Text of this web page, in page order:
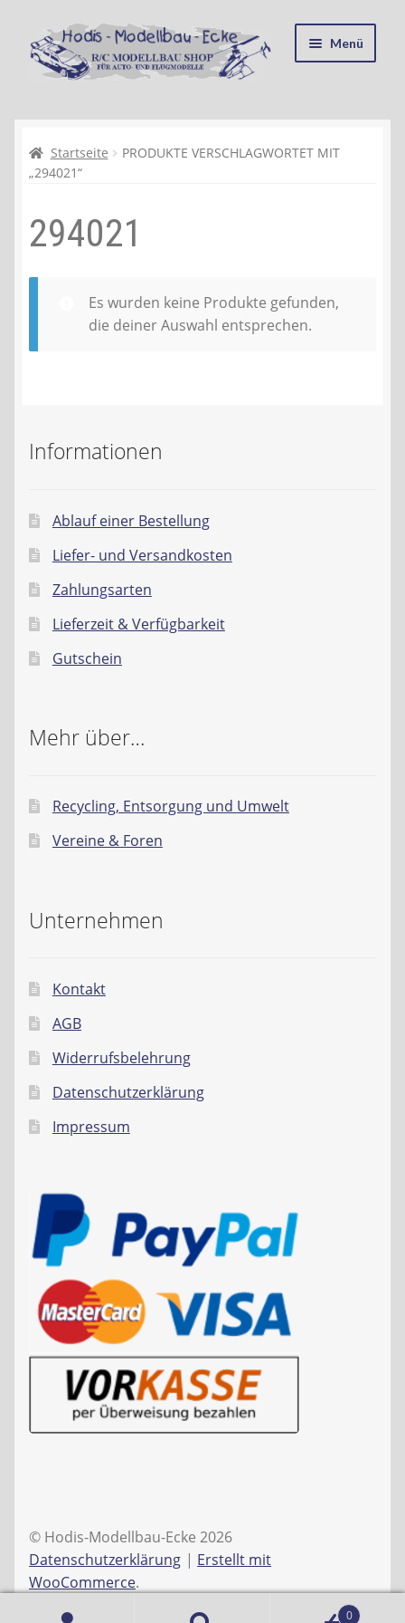
Zur
Navigation
springen
Zum
Inhalt
springen
Menü
Kasse
Recycling, Entsorgung und Umwelt
Warenkorb
Liefer- und Versandkosten
Gutschein
Batterien- und Akku Verordnung
Öle- und Schmierstoff Verordnung
Widerrufsbelehrung
Impressum
Startseite
PRODUKTE VERSCHLAGWORTET MIT
„294021“
294021
Es wurden keine Produkte gefunden,
die deiner Auswahl entsprechen.
Informationen
Ablauf einer Bestellung
Liefer- und Versandkosten
Zahlungsarten
Lieferzeit & Verfügbarkeit
Gutschein
Mehr über…
Recycling, Entsorgung und Umwelt
Vereine & Foren
Unternehmen
Kontakt
AGB
Widerrufsbelehrung
Datenschutzerklärung
Impressum
© Hodis-Modellbau-Ecke 2026
Datenschutzerklärung
Erstellt mit
WooCommerce.
0